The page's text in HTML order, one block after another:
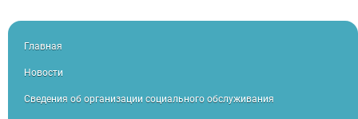
Главная
Новости
Сведения об организации социального обслуживания